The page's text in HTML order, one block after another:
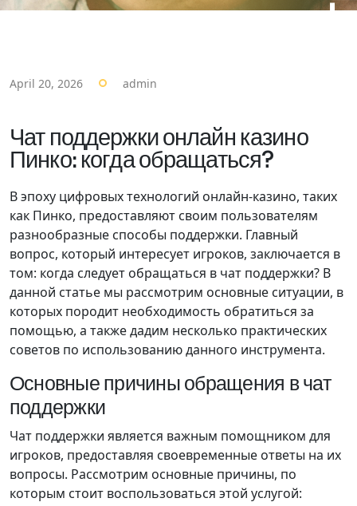
April 20, 2026 admin
Чат поддержки онлайн казино
Пинко: когда обращаться?
В эпоху цифровых технологий онлайн-казино, таких
как Пинко, предоставляют своим пользователям
разнообразные способы поддержки. Главный
вопрос, который интересует игроков, заключается в
том: когда следует обращаться в чат поддержки? В
данной статье мы рассмотрим основные ситуации, в
которых породит необходимость обратиться за
помощью, а также дадим несколько практических
советов по использованию данного инструмента.
Основные причины обращения в чат
поддержки
Чат поддержки является важным помощником для
игроков, предоставляя своевременные ответы на их
вопросы. Рассмотрим основные причины, по
которым стоит воспользоваться этой услугой: